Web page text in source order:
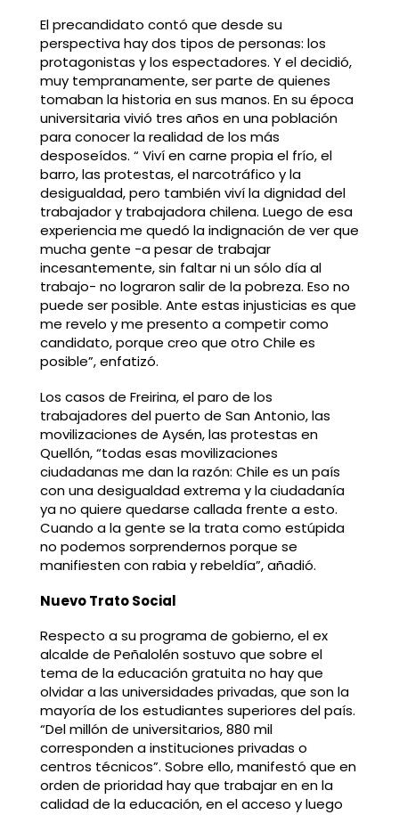
El precandidato contó que desde su
perspectiva hay dos tipos de personas: los
protagonistas y los espectadores. Y el decidió,
muy tempranamente, ser parte de quienes
tomaban la historia en sus manos. En su época
universitaria vivió tres años en una población
para conocer la realidad de los más
desposeídos. “ Viví en carne propia el frío, el
barro, las protestas, el narcotráfico y la
desigualdad, pero también viví la dignidad del
trabajador y trabajadora chilena. Luego de esa
experiencia me quedó la indignación de ver que
mucha gente -a pesar de trabajar
incesantemente, sin faltar ni un sólo día al
trabajo- no lograron salir de la pobreza. Eso no
puede ser posible. Ante estas injusticias es que
me revelo y me presento a competir como
candidato, porque creo que otro Chile es
posible”, enfatizó.
Los casos de Freirina, el paro de los
trabajadores del puerto de San Antonio, las
movilizaciones de Aysén, las protestas en
Quellón, “todas esas movilizaciones
ciudadanas me dan la razón: Chile es un país
con una desigualdad extrema y la ciudadanía
ya no quiere quedarse callada frente a esto.
Cuando a la gente se la trata como estúpida
no podemos sorprendernos porque se
manifiesten con rabia y rebeldía”, añadió.
Nuevo Trato Social
Respecto a su programa de gobierno, el ex
alcalde de Peñalolén sostuvo que sobre el
tema de la educación gratuita no hay que
olvidar a las universidades privadas, que son la
mayoría de los estudiantes superiores del país.
“Del millón de universitarios, 880 mil
corresponden a instituciones privadas o
centros técnicos”. Sobre ello, manifestó que en
orden de prioridad hay que trabajar en en la
calidad de la educación, en el acceso y luego